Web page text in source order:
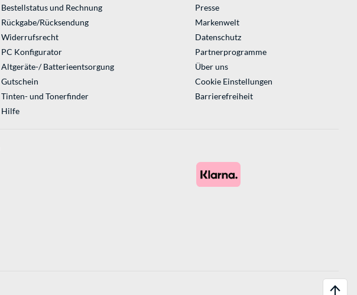
Bestellstatus und Rechnung
Rückgabe/Rücksendung
Widerrufsrecht
PC Konfigurator
Altgeräte-/ Batterieentsorgung
Gutschein
Tinten- und Tonerfinder
Hilfe
Presse
Markenwelt
Datenschutz
Partnerprogramme
Über uns
Cookie Einstellungen
Barrierefreiheit